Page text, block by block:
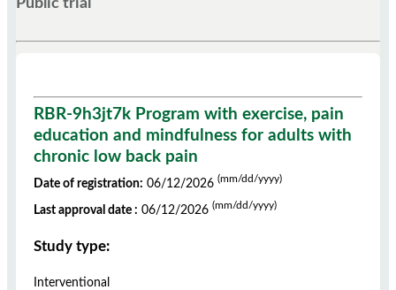
RBR-9h3jt7k Program with exercise, pain
education and mindfulness for adults with
chronic low back pain
Date of registration: 06/12/2026 (mm/dd/yyyy)
Last approval date : 06/12/2026 (mm/dd/yyyy)
Study type:
Interventional